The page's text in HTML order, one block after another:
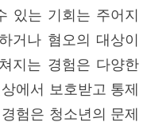
있는 기회는 주어지
거나 혐오의 대상이
지는 경험은 다양한
에서 보호받고 통제
험은 청소년의 문제